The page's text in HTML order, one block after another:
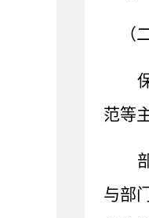
（
范等
与部